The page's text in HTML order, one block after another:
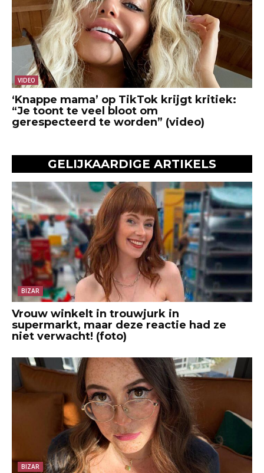
VIDEO
‘Knappe mama’ op TikTok krijgt kritiek:
“Je toont te veel bloot om
gerespecteerd te worden” (video)
GELIJKAARDIGE ARTIKELS
BIZAR
Vrouw winkelt in trouwjurk in
supermarkt, maar deze reactie had ze
niet verwacht! (foto)
BIZAR